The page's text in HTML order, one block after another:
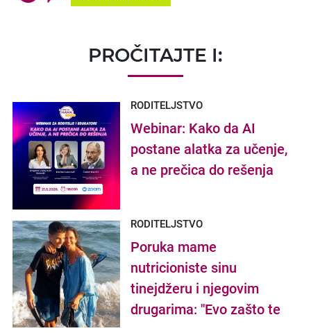
PROČITAJTE I:
RODITELJSTVO
Webinar: Kako da AI
postane alatka za učenje,
a ne prečica do rešenja
RODITELJSTVO
Poruka mame
nutricioniste sinu
tinejdžeru i njegovim
drugarima: "Evo zašto te